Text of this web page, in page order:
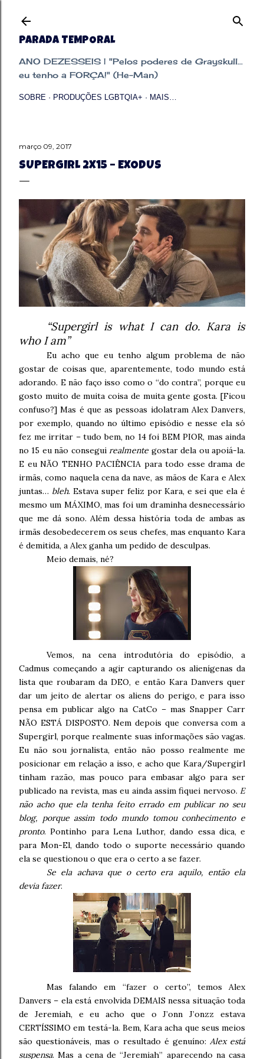
PARADA TEMPORAL
ANO DEZESSEIS | "Pelos poderes de Grayskull...
eu tenho a FORÇA!" (He-Man)
SOBRE PRODUÇÕES LGBTQIA+ MAIS…
março 09, 2017
SUPERGIRL 2X15 – EXODUS
“Supergirl is what I can do. Kara is
who I am”
Eu acho que eu tenho algum problema de não
gostar de coisas que, aparentemente, todo mundo está
adorando. E não faço isso como o “do contra”, porque eu
gosto muito de muita coisa de muita gente gosta. [Ficou
confuso?] Mas é que as pessoas idolatram Alex Danvers,
por exemplo, quando no último episódio e nesse ela só
fez me irritar – tudo bem, no 14 foi BEM PIOR, mas ainda
no 15 eu não conseguirealmente gostar dela ou apoiá-la.
E eu NÃO TENHO PACIÊNCIA para todo esse drama de
irmãs, como naquela cena da nave, as mãos de Kara e Alex
juntas… bleh. Estava super feliz por Kara, e sei que ela é
mesmo um MÁXIMO, mas foi um draminha desnecessário
que me dá sono. Além dessa história toda de ambas as
irmãs desobedecerem os seus chefes, mas enquanto Kara
é demitida, a Alex ganha um pedido de desculpas.
Meio demais, né?
Vemos, na cena introdutória do episódio, a
Cadmus começando a agir capturando os alienígenas da
lista que roubaram da DEO, e então Kara Danvers quer
dar um jeito de alertar os aliens do perigo, e para isso
pensa em publicar algo na CatCo – mas Snapper Carr
NÃO ESTÁ DISPOSTO. Nem depois que conversa com a
Supergirl, porque realmente suas informações são vagas.
Eu não sou jornalista, então não posso realmente me
posicionar em relação a isso, e acho que Kara/Supergirl
tinham razão, mas pouco para embasar algo para ser
publicado na revista, mas eu ainda assim fiquei nervoso. E
não acho que ela tenha feito errado em publicar no seu
blog, porque assim todo mundo tomou conhecimento e
pronto. Pontinho para Lena Luthor, dando essa dica, e
para Mon-El, dando todo o suporte necessário quando
ela se questionou o que era o certo a se fazer.
Se ela achava que o certo era aquilo, então ela
devia fazer.
Mas falando em “fazer o certo”, temos Alex
Danvers – ela está envolvida DEMAIS nessa situação toda
de Jeremiah, e eu acho que o J’onn J’onzz estava
CERTÍSSIMO em testá-la. Bem, Kara acha que seus meios
são questionáveis, mas o resultado é genuíno: Alex está
suspensa. Mas a cena de “Jeremiah” aparecendo na casa